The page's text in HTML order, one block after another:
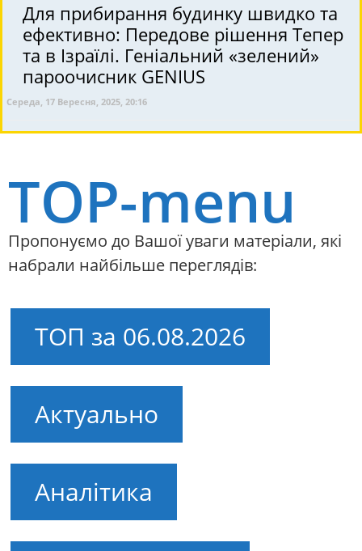
Для прибирання будинку швидко та
ефективно: Передове рішення Тепер
та в Ізраїлі. Геніальний «зелений»
пароочисник GENIUS
Середа, 17 Вересня, 2025, 20:16
TOP-menu
Пропонуємо до Вашої уваги матеріали, які
набрали найбільше переглядів:
ТОП за 06.08.2026
Актуально
Аналітика